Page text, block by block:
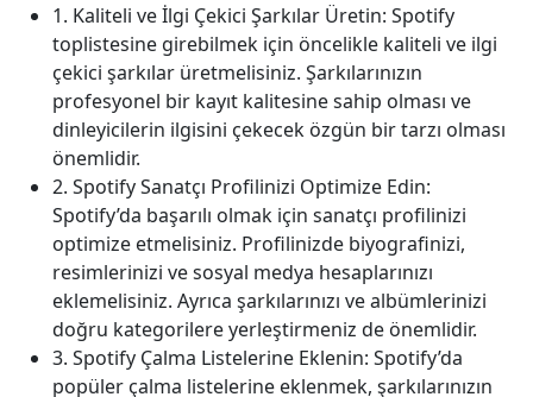
1. Kaliteli ve İlgi Çekici Şarkılar Üretin: Spotify
toplistesine girebilmek için öncelikle kaliteli ve ilgi
çekici şarkılar üretmelisiniz. Şarkılarınızın
profesyonel bir kayıt kalitesine sahip olması ve
dinleyicilerin ilgisini çekecek özgün bir tarzı olması
önemlidir.
2. Spotify Sanatçı Profilinizi Optimize Edin:
Spotify’da başarılı olmak için sanatçı profilinizi
optimize etmelisiniz. Profilinizde biyografinizi,
resimlerinizi ve sosyal medya hesaplarınızı
eklemelisiniz. Ayrıca şarkılarınızı ve albümlerinizi
doğru kategorilere yerleştirmeniz de önemlidir.
3. Spotify Çalma Listelerine Eklenin: Spotify’da
popüler çalma listelerine eklenmek, şarkılarınızın